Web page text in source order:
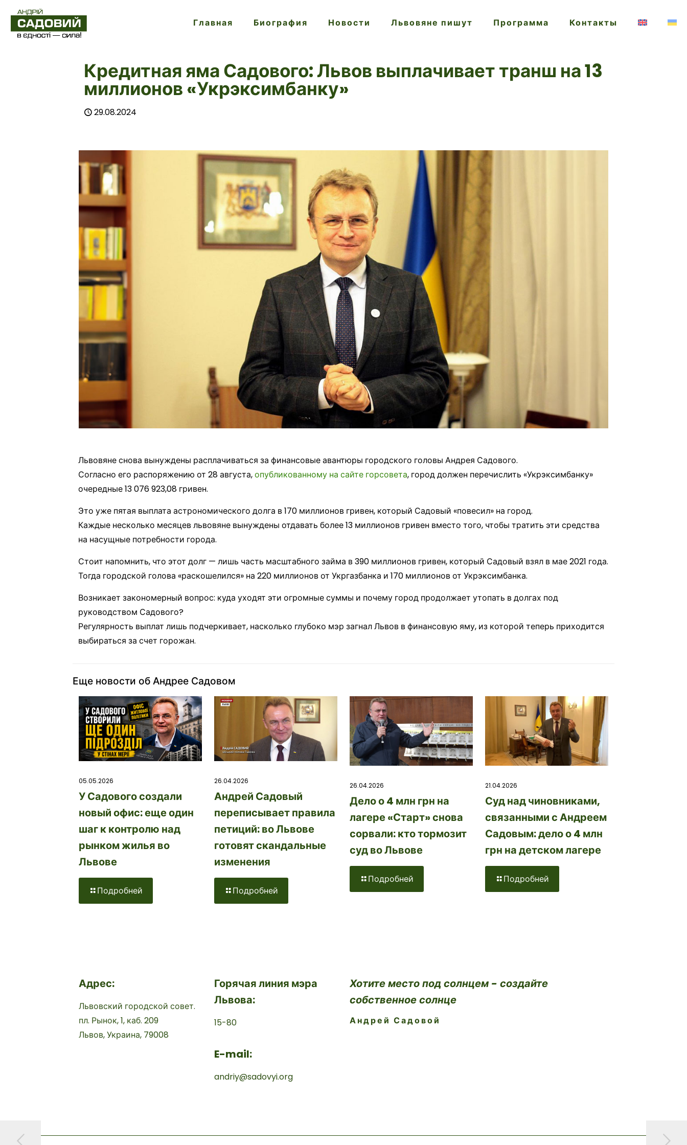
Главная Биография Новости Львовяне пишут Программа Контакты
Кредитная яма Садового: Львов выплачивает транш на 13
миллионов «Укрэксимбанку»
29.08.2024
Львовяне снова вынуждены расплачиваться за финансовые авантюры городского головы Андрея Садового.
Согласно его распоряжению от 28 августа,опубликованному на сайте горсовета, город должен перечислить «Укрэксимбанку»
очередные 13 076 923,08 гривен.
Это уже пятая выплата астрономического долга в 170 миллионов гривен, который Садовый «повесил» на город.
Каждые несколько месяцев львовяне вынуждены отдавать более 13 миллионов гривен вместо того, чтобы тратить эти средства
на насущные потребности города.
Стоит напомнить, что этот долг — лишь часть масштабного займа в 390 миллионов гривен, который Садовый взял в мае 2021 года.
Тогда городской голова «раскошелился» на 220 миллионов от Укргазбанка и 170 миллионов от Укрэксимбанка.
Возникает закономерный вопрос: куда уходят эти огромные суммы и почему город продолжает утопать в долгах под
руководством Садового?
Регулярность выплат лишь подчеркивает, насколько глубоко мэр загнал Львов в финансовую яму, из которой теперь приходится
выбираться за счет горожан.
Еще новости об Андрее Садовом
05.05.2026
У Садового создали
новый офис: еще один
шаг к контролю над
рынком жилья во
Львове
Подробней
26.04.2026
Андрей Садовый
переписывает правила
петиций: во Львове
готовят скандальные
изменения
Подробней
26.04.2026
Дело о 4 млн грн на
лагере «Старт» снова
сорвали: кто тормозит
суд во Львове
Подробней
21.04.2026
Суд над чиновниками,
связанными с Андреем
Садовым: дело о 4 млн
грн на детском лагере
Подробней
Адрес:
Львовский городской совет.
пл. Рынок, 1, каб. 209
Львов, Украина, 79008
Горячая линия мэра
Львова:
15-80
E-mail:
andriy@sadovyi.org
Хотите место под солнцем - создайте
собственное солнце
Андрей Садовой